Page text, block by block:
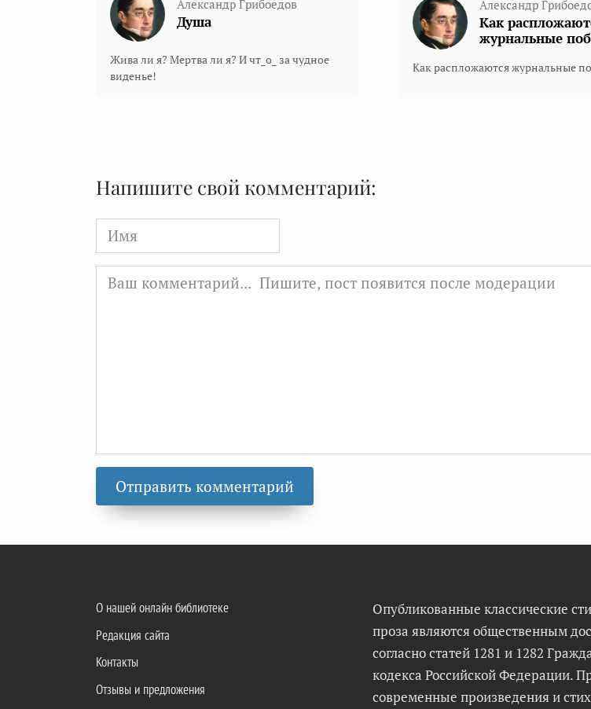
Александр Грибоедов
Душа
Жива ли я? Мертва ли я? И чт_о_ за чудное
виденье!
Александр
Как
журнальные
Как распложаются журнальные
Напишите свой комментарий:
Имя
О нашей онлайн библиотеке
Редакция сайта
Контакты
Отзывы и предложения
Опубликованные классические
проза являются общественным
согласно статей 1281 и 1282
кодекса Российской Федерации.
современные произведения и